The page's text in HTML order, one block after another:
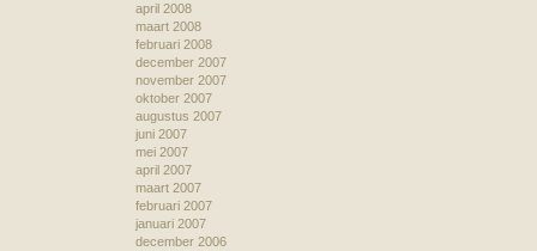
april 2008
maart 2008
februari 2008
december 2007
november 2007
oktober 2007
augustus 2007
juni 2007
mei 2007
april 2007
maart 2007
februari 2007
januari 2007
december 2006